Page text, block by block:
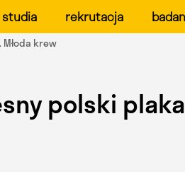
studia rekrutacja
Młoda krew
polski